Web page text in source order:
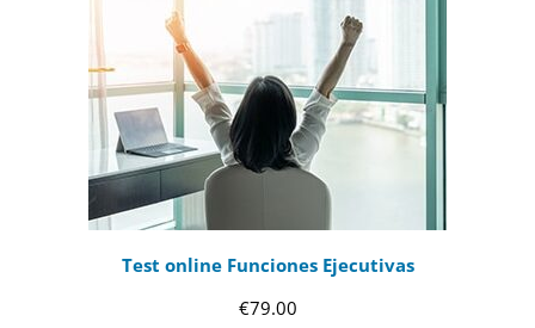
Test online Funciones Ejecutivas
€79.00